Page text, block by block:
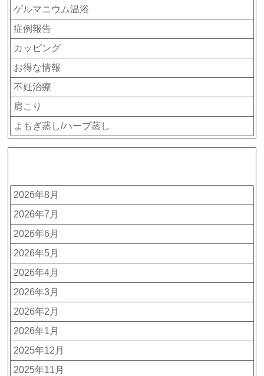
ゲルマニウム温浴
症例報告
カッピング
お得な情報
不妊治療
肩こり
よもぎ蒸し/ハーブ蒸し
2026年8月
2026年7月
2026年6月
2026年5月
2026年4月
2026年3月
2026年2月
2026年1月
2025年12月
2025年11月